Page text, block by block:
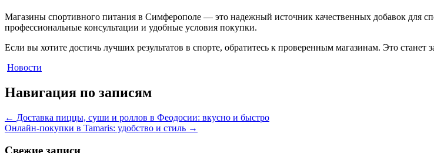
Магазины спортивного питания в Симферополе — это надежный источник качественных добавок для
профессиональные консультации и удобные условия покупки.
Если вы хотите достичь лучших результатов в спорте, обратитесь к проверенным магазинам. Это станет
Новости
Навигация по записям
← Доставка пиццы, суши и роллов в Феодосии: вкусно и быстро
Онлайн-покупки в Tamaris: удобство и стиль →
Свежие записи